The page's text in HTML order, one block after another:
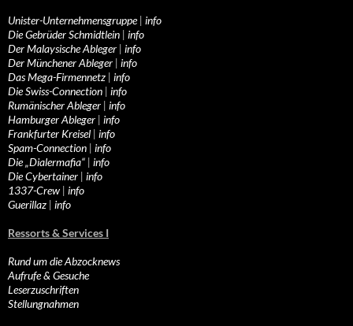
Unister-Unternehmensgruppe| info
Die Gebrüder Schmidtlein | info
Der Malaysische Ableger | info
Der Münchener Ableger | info
Das Mega-Firmennetz | info
Die Swiss-Connection | info
Rumänischer Ableger | info
Hamburger Ableger | info
Frankfurter Kreisel | info
Spam-Connection | info
Die „Dialermafia“ | info
Die Cybertainer | info
1337-Crew | info
Guerillaz | info
Ressorts & Services I
Rund um die Abzocknews
Aufrufe & Gesuche
Leserzuschriften
Stellungnahmen